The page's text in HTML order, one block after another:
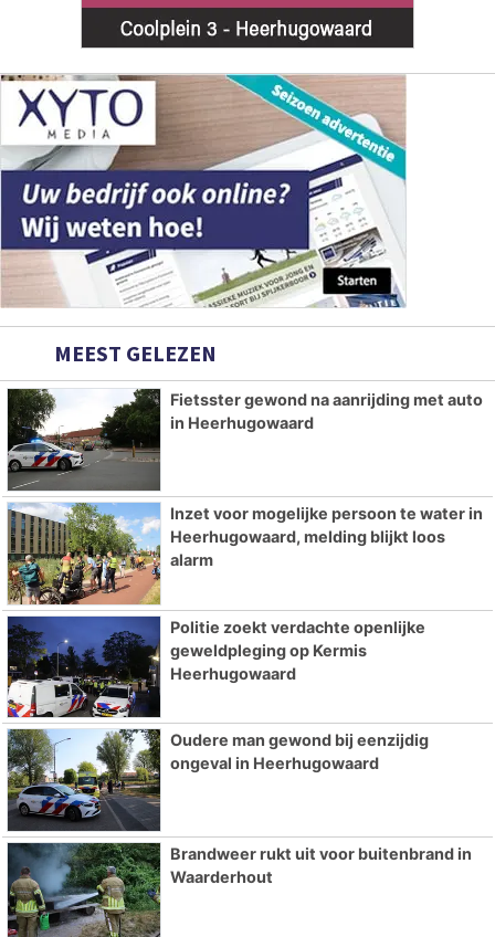
MEEST GELEZEN
Fietsster gewond na aanrijding met auto
in Heerhugowaard
Inzet voor mogelijke persoon te water in
Heerhugowaard, melding blijkt loos
alarm
Politie zoekt verdachte openlijke
geweldpleging op Kermis
Heerhugowaard
Oudere man gewond bij eenzijdig
ongeval in Heerhugowaard
Brandweer rukt uit voor buitenbrand in
Waarderhout